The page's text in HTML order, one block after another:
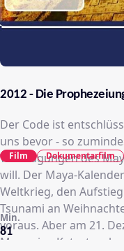
2012 - Die
Der Code ist entschlüsselt! Das Ende der
uns bevor - so
Weissagungen des
will. Der Maya-Kalender sagte u.a. den ersten
Weltkrieg, den
Tsunami an
voraus. Aber am 21.
Maya eine
81
Min.
Film Dokumentarfilm